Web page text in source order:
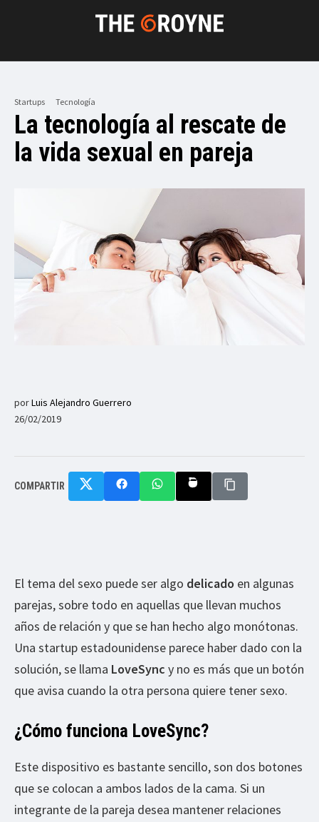
Startups Tecnología
La tecnología al rescate de
la vida sexual en pareja
porLuis Alejandro Guerrero
26/02/2019
COMPARTIR
El tema del sexo puede ser algo delicado en algunas
parejas, sobre todo en aquellas que llevan muchos
años de relación y que se han hecho algo monótonas.
Una startup estadounidense parece haber dado con la
solución, se llama LoveSync y no es más que un botón
que avisa cuando la otra persona quiere tener sexo.
¿Cómo funciona LoveSync?
Este dispositivo es bastante sencillo, son dos botones
que se colocan a ambos lados de la cama. Si un
integrante de la pareja desea mantener relaciones